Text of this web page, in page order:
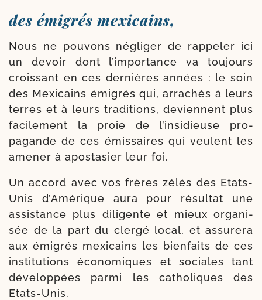
des émigrés mexicains,
Nous ne pou­vons négli­ger de rap­pe­ler ici
un devoir dont l’im­portance va tou­jours
crois­sant en ces der­nières années : le soin
des Mexicains émi­grés qui, arra­chés à leurs
terres et à leurs tra­di­tions, deviennent plus
faci­le­ment la proie de l’insidieuse pro­
pagande de ces émis­saires qui veulent les
ame­ner à apos­ta­sier leur foi.
Un accord avec vos frères zélés des Etats-​
Unis d’Amérique aura pour résul­tat une
assis­tance plus dili­gente et mieux orga­ni­
sée de la part du cler­gé local, et assu­re­ra
aux émi­grés mexi­cains les bien­faits de ces
ins­ti­tu­tions éco­no­miques et sociales tant
déve­loppées par­mi les catho­liques des
Etats-Unis.